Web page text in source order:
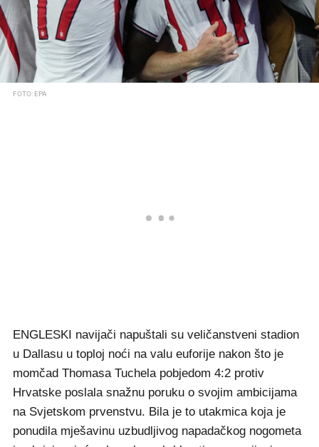
FOTO: EPA
ENGLESKI navijači napuštali su veličanstveni stadion
u Dallasu u toploj noći na valu euforije nakon što je
momčad Thomasa Tuchela pobjedom 4:2 protiv
Hrvatske poslala snažnu poruku o svojim ambicijama
na Svjetskom prvenstvu. Bila je to utakmica koja je
ponudila mješavinu uzbudljivog napadačkog nogometa